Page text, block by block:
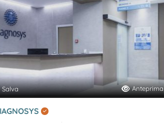
Salva Anteprima